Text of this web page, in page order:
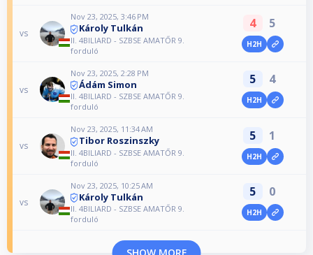
vs
Nov 23, 2025, 3:46 PM
Károly Tulkán
II. 4BILIARD - SZBSE AMATŐR 9.
forduló
4 5
H2H
vs
Nov 23, 2025, 2:28 PM
Ádám Simon
II. 4BILIARD - SZBSE AMATŐR 9.
forduló
5 4
H2H
vs
Nov 23, 2025, 11:34 AM
Tibor Roszinszky
II. 4BILIARD - SZBSE AMATŐR 9.
forduló
5 1
H2H
vs
Nov 23, 2025, 10:25 AM
Károly Tulkán
II. 4BILIARD - SZBSE AMATŐR 9.
forduló
5 0
H2H